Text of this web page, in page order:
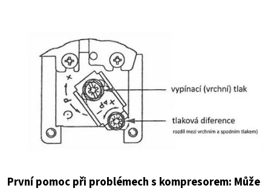
První pomoc při problémech s kompresorem: Může